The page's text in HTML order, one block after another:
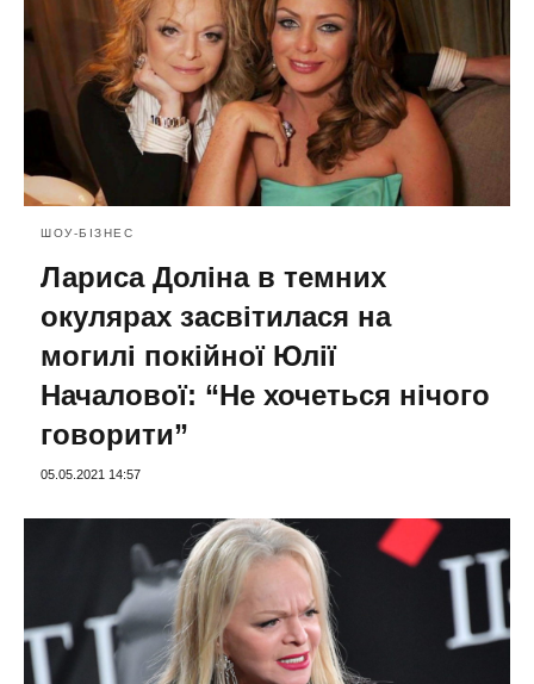
ШОУ-БІЗНЕС
Лариса Доліна в темних
окулярах засвітилася на
могилі покійної Юлії
Началової: “Не хочеться нічого
говорити”
05.05.2021 14:57